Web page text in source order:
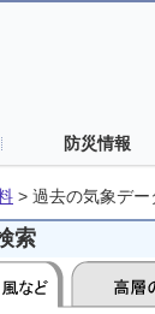
防災情報
> 過去の気象デー
索